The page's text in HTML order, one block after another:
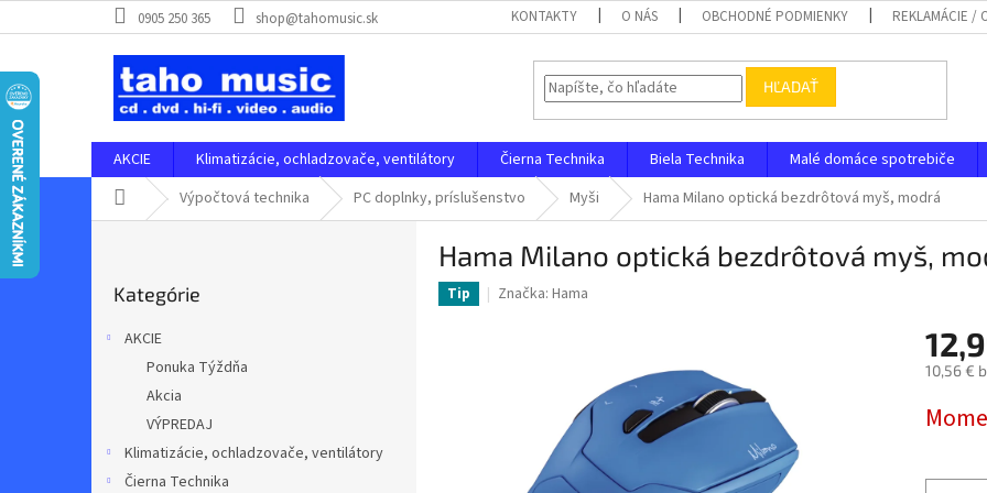
na
0905 250 365 shop@tahomusic.sk KONTAKTY O NÁS OBCHODNÉ PODMIENKY REKLAMÁCIE /
HĽADAŤ
AKCIE Klimatizácie, ochladzovače, ventilátory Čierna Technika Biela Technika Malé domáce spotrebiče
DomovVýpočtová technika PC doplnky, príslušenstvo Myši Hama Milano optická bezdrôtová myš, modrá
kategórie
Kategórie
AKCIE
Ponuka Týždňa
Akcia
VÝPREDAJ
Klimatizácie, ochladzovače, ventilátory
Čierna Technika
Hama Milano optická bezdrôtová myš,
Tip Značka: Hama
10,56 €
cena: